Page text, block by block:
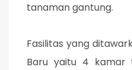
tanaman gantung.
Fasilitas yang
Baru yaitu 4 kamar